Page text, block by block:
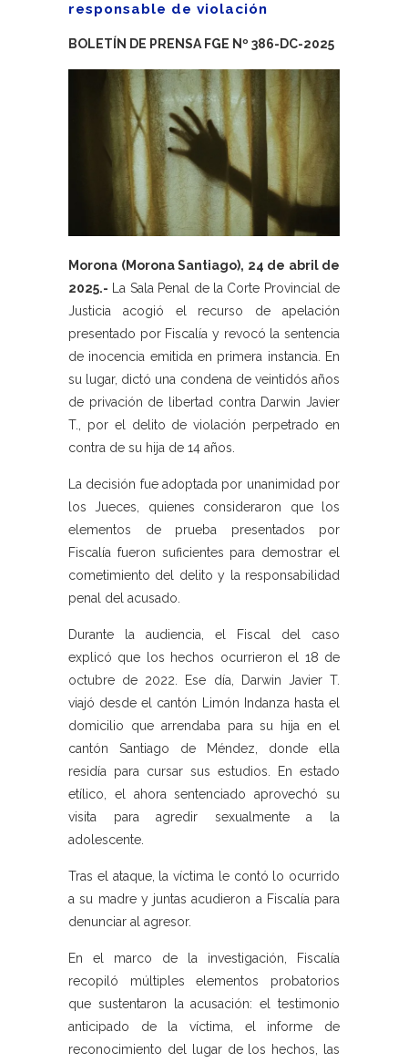
responsable de violación
BOLETÍN DE PRENSA FGE Nº 386-DC-2025
Morona (Morona Santiago), 24 de abril de
2025.- La Sala Penal de la Corte Provincial de
Justicia acogió el recurso de apelación
presentado por Fiscalía y revocó la sentencia
de inocencia emitida en primera instancia. En
su lugar, dictó una condena de veintidós años
de privación de libertad contra Darwin Javier
T., por el delito de violación perpetrado en
contra de su hija de 14 años.
La decisión fue adoptada por unanimidad por
los Jueces, quienes consideraron que los
elementos de prueba presentados por
Fiscalía fueron suficientes para demostrar el
cometimiento del delito y la responsabilidad
penal del acusado.
Durante la audiencia, el Fiscal del caso
explicó que los hechos ocurrieron el 18 de
octubre de 2022. Ese día, Darwin Javier T.
viajó desde el cantón Limón Indanza hasta el
domicilio que arrendaba para su hija en el
cantón Santiago de Méndez, donde ella
residía para cursar sus estudios. En estado
etílico, el ahora sentenciado aprovechó su
visita para agredir sexualmente a la
adolescente.
Tras el ataque, la víctima le contó lo ocurrido
a su madre y juntas acudieron a Fiscalía para
denunciar al agresor.
En el marco de la investigación, Fiscalía
recopiló múltiples elementos probatorios
que sustentaron la acusación: el testimonio
anticipado de la víctima, el informe de
reconocimiento del lugar de los hechos, las